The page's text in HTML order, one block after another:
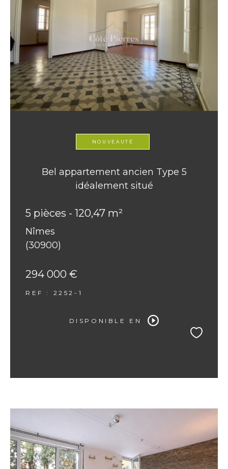
NOUVEAUTÉ
Bel appartement ancien Type 5
idéalement situé
5 pièces - 120,47 m²
Nîmes
(30900)
294 000 €
REF : 2252-1
DISPONIBLE EN